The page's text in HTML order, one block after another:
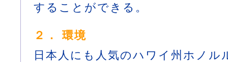
することができる。
２． 環境
日本人にも人気のハワイ州ホノル